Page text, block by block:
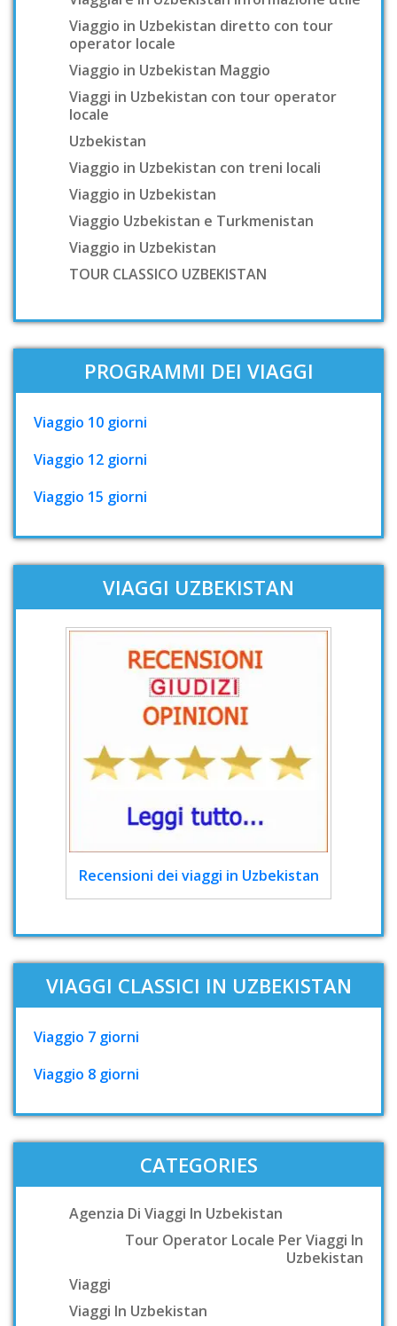
Viaggio in Uzbekistan diretto con tour
operator locale
Viaggio in Uzbekistan Maggio
Viaggi in Uzbekistan con tour operator
locale
Uzbekistan
Viaggio in Uzbekistan con treni locali
Viaggio in Uzbekistan
Viaggio Uzbekistan e Turkmenistan
Viaggio in Uzbekistan
TOUR CLASSICO UZBEKISTAN
PROGRAMMI DEI VIAGGI
Viaggio 10 giorni
Viaggio 12 giorni
Viaggio 15 giorni
VIAGGI UZBEKISTAN
Recensioni dei viaggi in Uzbekistan
VIAGGI CLASSICI IN UZBEKISTAN
Viaggio 7 giorni
Viaggio 8 giorni
CATEGORIES
Agenzia Di Viaggi In Uzbekistan
Tour Operator Locale Per Viaggi In
Uzbekistan
Viaggi
Viaggi In Uzbekistan